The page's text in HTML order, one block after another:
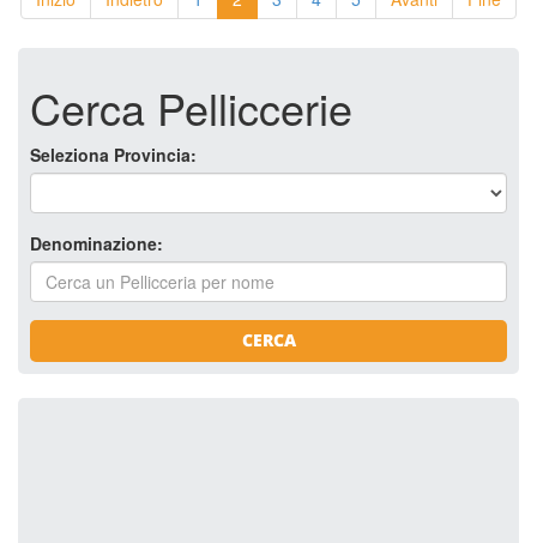
Cerca Pelliccerie
Seleziona Provincia:
Denominazione:
CERCA